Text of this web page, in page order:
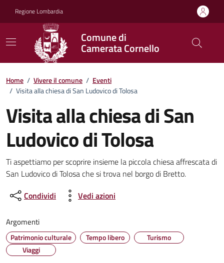
Regione Lombardia
Comune di
Camerata Cornello
Home / Vivere il comune / Eventi
/ Visita alla chiesa di San Ludovico di Tolosa
Visita alla chiesa di San
Ludovico di Tolosa
Dettagli della notizia
Ti aspettiamo per scoprire insieme la piccola chiesa affrescata di
San Ludovico di Tolosa che si trova nel borgo di Bretto.
Condividi
Vedi azioni
Argomenti
Patrimonio culturale Tempo libero
Turismo
Viaggi